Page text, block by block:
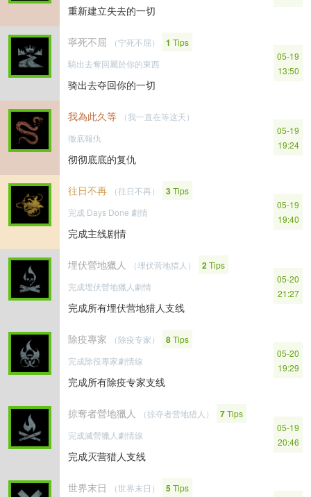
重新建立失去的一切
寧死不屈 （宁死不屈） 1 Tips
騎出去奪回屬於你的東西
骑出去夺回你的一切
05-19
13:50
我為此久等
（我一直在等这天）
徹底報仇
彻彻底底的复仇
05-19
19:24
往日不再 （往日不再） 3Tips
完成 Days Done 劇情
完成主线剧情
05-19
19:40
埋伏營地獵人 （埋伏营地猎人） 2Tips
完成埋伏營地獵人劇情
完成所有埋伏营地猎人支线
05-20
21:27
除疫專家 （除疫专家） 8Tips
完成除役專家劇情線
完成所有除疫专家支线
05-20
19:29
掠奪者營地獵人 （掠夺者营地猎人） 7Tips
完成滅營獵人劇情線
完成灭营猎人支线
05-19
20:46
世界末日 （世界末日） 5Tips